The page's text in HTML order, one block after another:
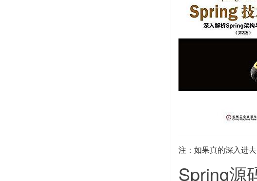
注：如果真的深入进
Spring源